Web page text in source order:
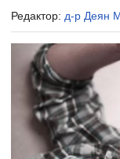
Редактор: д-р Деян